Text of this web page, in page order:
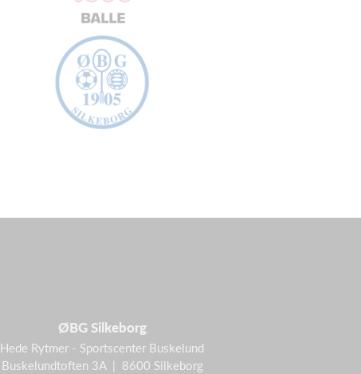
ØBG Silkeborg
Hede Rytmer - Sportscenter Buskelund
Buskelundtoften 3A | 8600 Silkeborg